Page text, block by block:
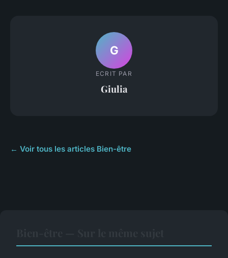
G
ECRIT PAR
Giulia
← Voir tous les articles Bien-être